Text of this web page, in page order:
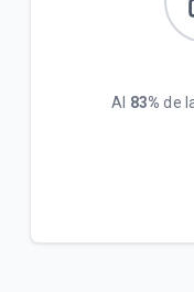
Al 83% de